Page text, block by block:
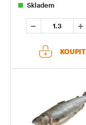
Skladem
KOUPIT